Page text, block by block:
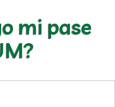
mi pase